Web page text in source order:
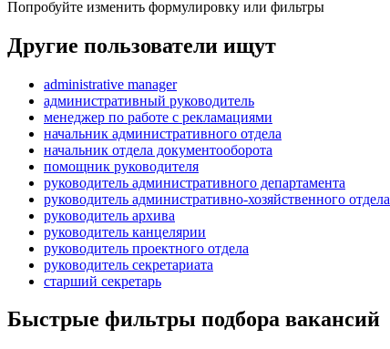
Попробуйте изменить формулировку или фильтры
Другие пользователи ищут
administrative manager
административный руководитель
менеджер по работе с рекламациями
начальник административного отдела
начальник отдела документооборота
помощник руководителя
руководитель административного департамента
руководитель административно-хозяйственного отдела
руководитель архива
руководитель канцелярии
руководитель проектного отдела
руководитель секретариата
старший секретарь
Быстрые фильтры подбора вакансий